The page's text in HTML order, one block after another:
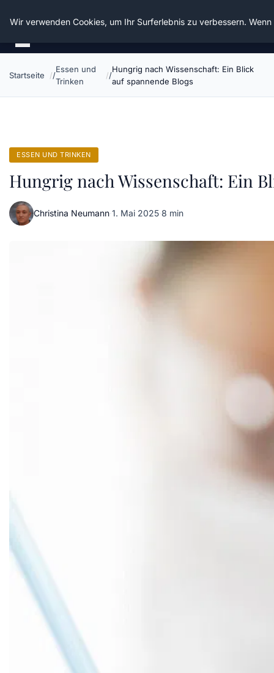
Die Schnitter
Startseite
Essen und
Trinken
Hungrig nach Wissenschaft: Ein Blick
auf spannende Blogs
ESSEN UND TRINKEN
Hungrig nach Wissenschaft: Ein
Christina Neumann·1. Mai 2025·8 min
Wir verwenden Cookies, um Ihr Surferlebnis zu verbessern.